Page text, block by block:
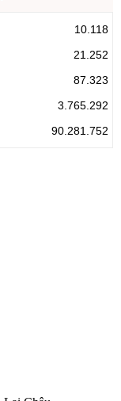
10.118
21.252
87.323
3.765.292
90.281.752